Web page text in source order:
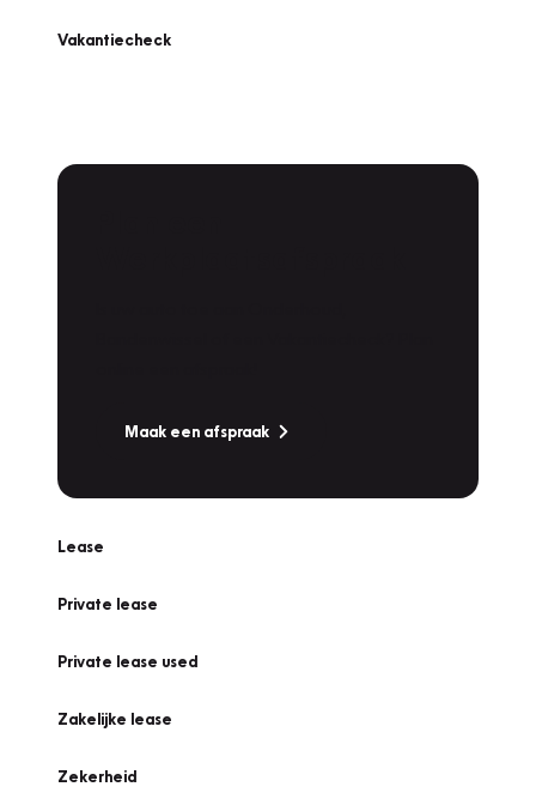
Vakantiecheck
Maak een afspraak
Lease
Private lease
Private lease used
Zakelijke lease
Zekerheid